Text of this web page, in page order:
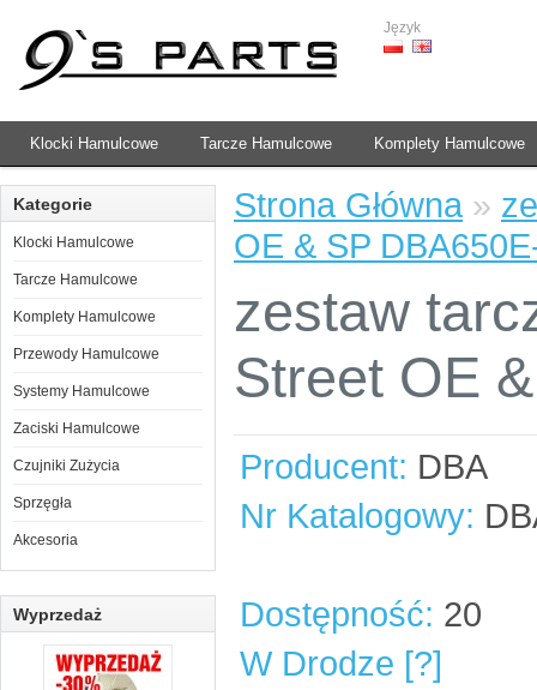
Język
Klocki Hamulcowe Tarcze Hamulcowe Komplety Hamulcowe
Kategorie
Klocki Hamulcowe
Tarcze Hamulcowe
Komplety Hamulcowe
Przewody Hamulcowe
Systemy Hamulcowe
Zaciski Hamulcowe
Czujniki Zużycia
Sprzęgła
Akcesoria
Wyprzedaż
Strona Główna »
OE & SP
zestaw
Street OE
Producent: DBA
Nr Katalogowy:
Dostępność: 20
W Drodze [?]